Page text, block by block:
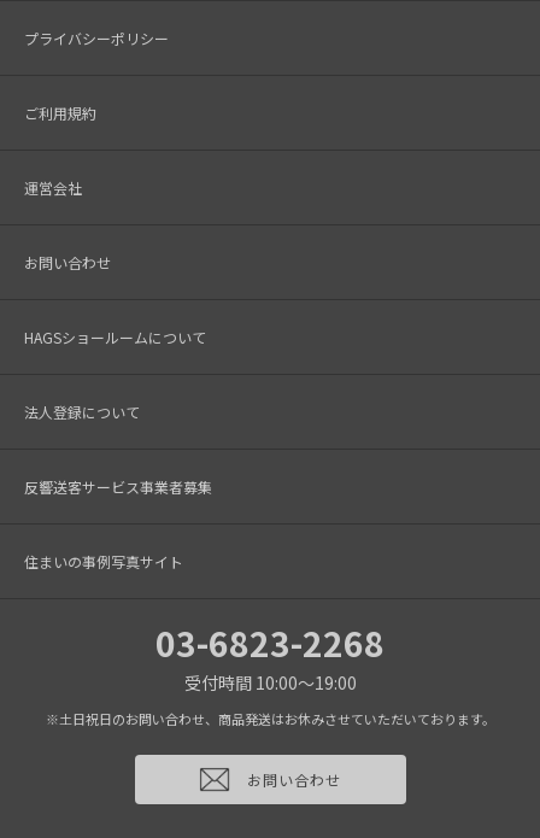
プライバシーポリシー
ご利用規約
運営会社
お問い合わせ
HAGSショールームについて
法人登録について
反響送客サービス事業者募集
住まいの事例写真サイト
03-6823-2268
受付時間 10:00～19:00
※土日祝日のお問い合わせ、商品発送はお休みさせていただいております。
お問い合わせ